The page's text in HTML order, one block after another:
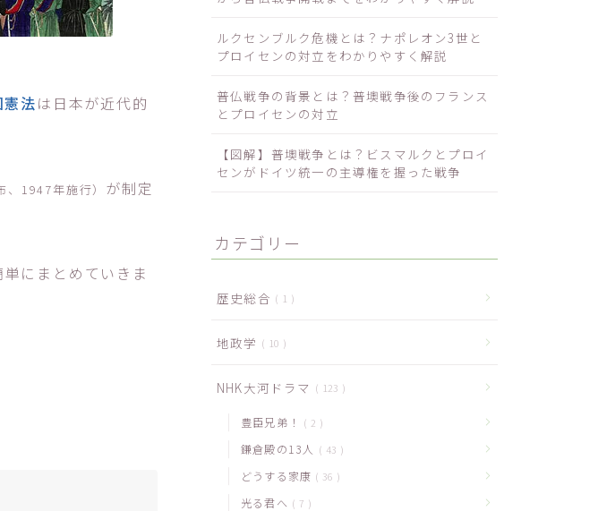
法は日本が近代的
、1947年施行） が制定
にまとめていきま
ルクセンブルク危機とは？ナポレオン3世と
プロイセンの対立をわかりやすく解説
普仏戦争の背景とは？普墺戦争後のフランス
とプロイセンの対立
【図解】普墺戦争とは？ビスマルクとプロイ
センがドイツ統一の主導権を握った戦争
カテゴリー
歴史総合 1
地政学 10
NHK大河ドラマ 123
豊臣兄弟！ 2
鎌倉殿の13人 43
どうする家康 36
光る君へ 7